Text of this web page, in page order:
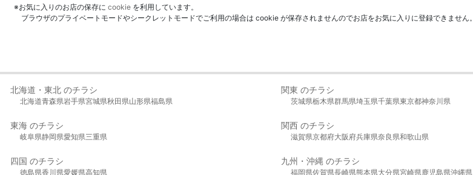
※お気に入りのお店の保存に cookie を利用しています。
ブラウザのプライベートモードやシークレットモードでご利用の場合は cookie が保存されませんのでお店をお気に入りに登録できません。
北海道・東北 のチラシ
北海道青森県岩手県宮城県秋田県山形県福島県
関東 のチラシ
茨城県栃木県群馬県埼玉県千葉県東京都神奈川県
東海 のチラシ
岐阜県静岡県愛知県三重県
関西 のチラシ
滋賀県京都府大阪府兵庫県奈良県和歌山県
四国 のチラシ
徳島県香川県愛媛県高知県
九州・沖縄 のチラシ
福岡県佐賀県長崎県熊本県大分県宮崎県鹿児島県沖縄県